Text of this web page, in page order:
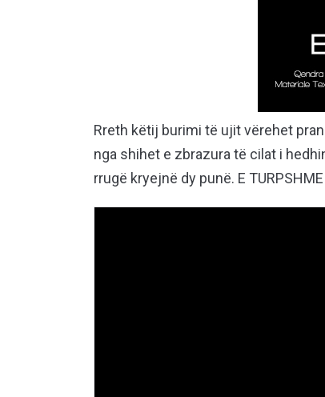
Rreth këtij burimi të ujit vërehet
nga shihet e zbrazura të cilat i
rrugë kryejnë dy punë. E